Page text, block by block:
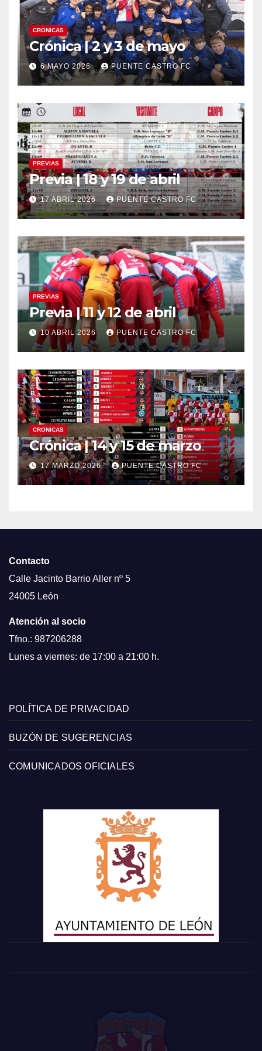
CRONICAS
Crónica | 2 y 3 de mayo
6 MAYO 2026 PUENTE CASTRO FC
PREVIAS
Previa | 18 y 19 de abril
17 ABRIL 2026 PUENTE CASTRO FC
PREVIAS
Previa | 11 y 12 de abril
10 ABRIL 2026 PUENTE CASTRO FC
CRONICAS
Crónica | 14 y 15 de marzo
17 MARZO 2026 PUENTE CASTRO FC
Contacto
Calle Jacinto Barrio Aller nº 5
24005 León
Atención al socio
Tfno.: 987206288
Lunes a viernes: de 17:00 a 21:00 h.
POLÍTICA DE PRIVACIDAD
BUZÓN DE SUGERENCIAS
COMUNICADOS OFICIALES